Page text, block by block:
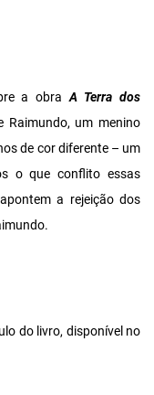
a obraA Terra dos
um menino
de cor diferente – um
o que conflito essas
a rejeição dos
do livro, disponível no